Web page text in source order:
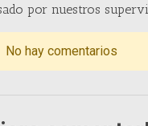
por nuestros
No hay comentarios